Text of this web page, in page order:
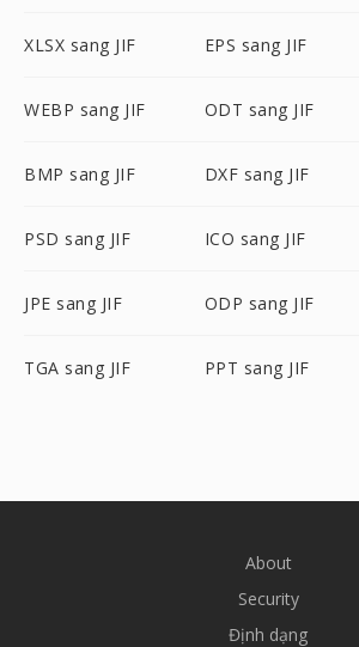
XLSX sang JIF EPS sang JIF
WEBP sang JIF ODT sang JIF
BMP sang JIF DXF sang JIF
PSD sang JIF ICO sang JIF
JPE sang JIF ODP sang JIF
TGA sang JIF PPT sang JIF
About
Security
Định dạng